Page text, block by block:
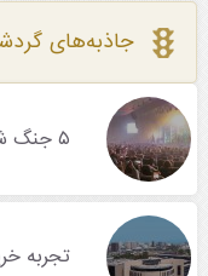
جاذبه‌های
۵ جنگ شبانه برتر در جزیره کیش
تجربه